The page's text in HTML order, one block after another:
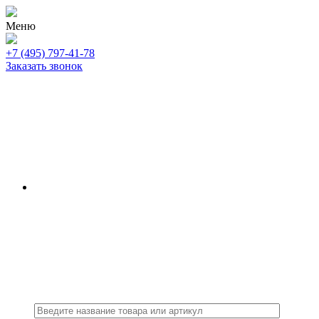
Меню
+7 (495) 797-41-78
Заказать звонок